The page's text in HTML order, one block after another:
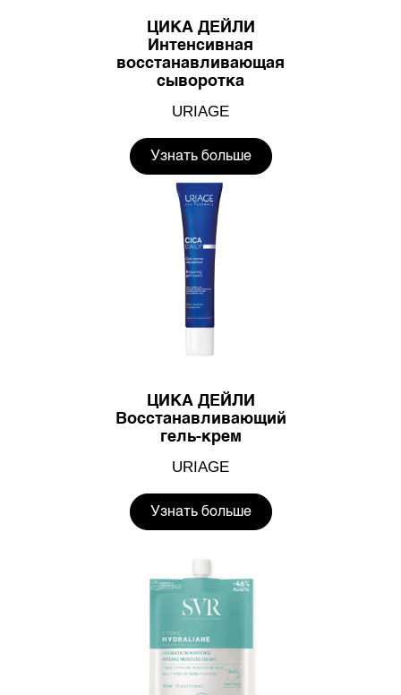
ЦИКА ДЕЙЛИ
Интенсивная
восстанавливающая
сыворотка
URIAGE
Узнать больше
ЦИКА ДЕЙЛИ
Восстанавливающий
гель-крем
URIAGE
Узнать больше